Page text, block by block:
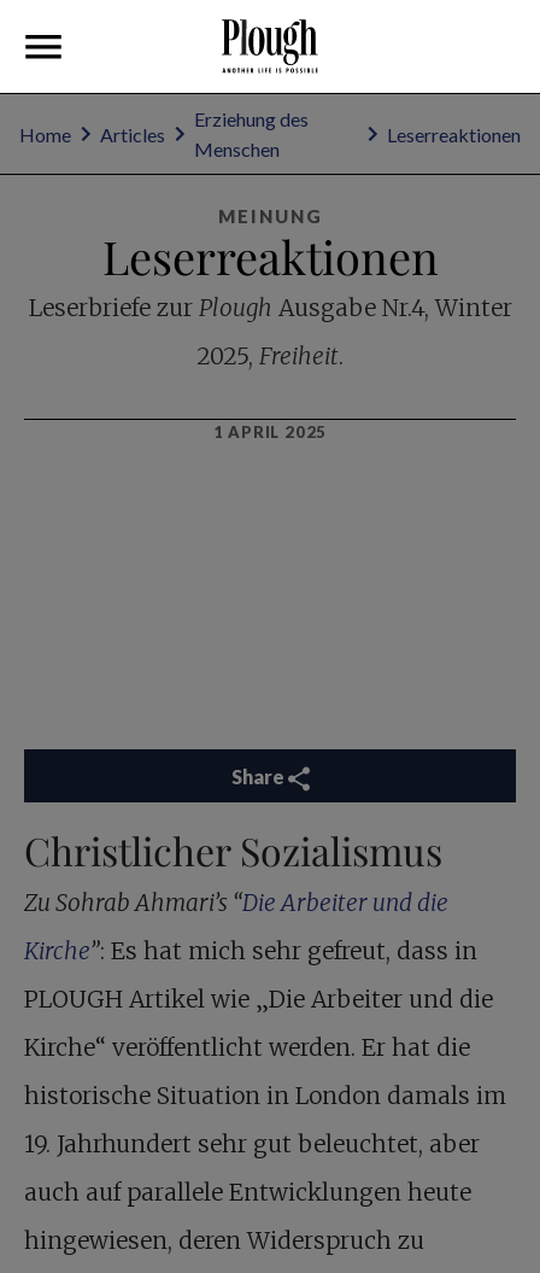
Home Articles
Erziehung des
Menschen
Leserreaktionen
MEINUNG
Leserreaktionen
Leserbriefe zur Plough Ausgabe Nr.4, Winter
2025, Freiheit.
1 APRIL 2025
Share
Christlicher Sozialismus
Zu Sohrab Ahmari’s “Die Arbeiter und die
Kirche”: Es hat mich sehr gefreut, dass in
PLOUGH Artikel wie „Die Arbeiter und die
Kirche“ veröffentlicht werden. Er hat die
historische Situation in London damals im
19. Jahrhundert sehr gut beleuchtet, aber
auch auf parallele Entwicklungen heute
hingewiesen, deren Widerspruch zu